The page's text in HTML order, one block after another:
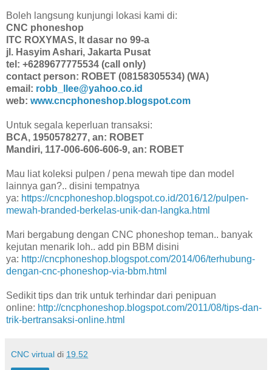
Boleh langsung kunjungi lokasi kami di:
CNC phoneshop
ITC ROXYMAS, lt dasar no 99-a
jl. Hasyim Ashari, Jakarta Pusat
tel: +6289677775534 (call only)
contact person: ROBET (08158305534) (WA)
email: robb_llee@yahoo.co.id
web: www.cncphoneshop.blogspot.com
Untuk segala keperluan transaksi:
BCA, 1950578277, an: ROBET
Mandiri, 117-006-606-606-9, an: ROBET
Mau liat koleksi pulpen / pena mewah tipe dan model
lainnya gan?.. disini tempatnya
ya: https://cncphoneshop.blogspot.co.id/2016/12/pulpen-
mewah-branded-berkelas-unik-dan-langka.html
Mari bergabung dengan CNC phoneshop teman.. banyak
kejutan menarik loh.. add pin BBM disini
ya: http://cncphoneshop.blogspot.com/2014/06/terhubung-
dengan-cnc-phoneshop-via-bbm.html
Sedikit tips dan trik untuk terhindar dari penipuan
online: http://cncphoneshop.blogspot.com/2011/08/tips-dan-
trik-bertransaksi-online.html
CNC virtual di 19.52